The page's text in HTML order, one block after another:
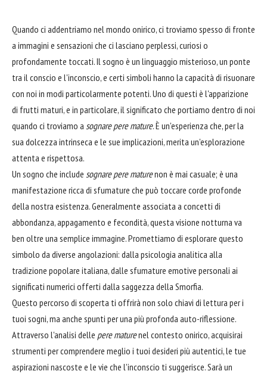
Quando ci addentriamo nel mondo onirico, ci troviamo spesso di fronte
a immagini e sensazioni che ci lasciano perplessi, curiosi o
profondamente toccati. Il sogno è un linguaggio misterioso, un ponte
tra il conscio e l'inconscio, e certi simboli hanno la capacità di risuonare
con noi in modi particolarmente potenti. Uno di questi è l'apparizione
di frutti maturi, e in particolare, il significato che portiamo dentro di noi
quando ci troviamo a sognare pere mature. È un'esperienza che, per la
sua dolcezza intrinseca e le sue implicazioni, merita un'esplorazione
attenta e rispettosa.
Un sogno che include sognare pere maturenon è mai casuale; è una
manifestazione ricca di sfumature che può toccare corde profonde
della nostra esistenza. Generalmente associata a concetti di
abbondanza, appagamento e fecondità, questa visione notturna va
ben oltre una semplice immagine. Promettiamo di esplorare questo
simbolo da diverse angolazioni: dalla psicologia analitica alla
tradizione popolare italiana, dalle sfumature emotive personali ai
significati numerici offerti dalla saggezza della Smorfia.
Questo percorso di scoperta ti offrirà non solo chiavi di lettura per i
tuoi sogni, ma anche spunti per una più profonda auto-riflessione.
Attraverso l'analisi delle pere maturenel contesto onirico, acquisirai
strumenti per comprendere meglio i tuoi desideri più autentici, le tue
aspirazioni nascoste e le vie che l'inconscio ti suggerisce. Sarà un